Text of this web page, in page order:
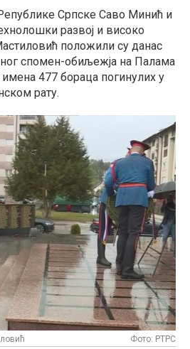
Српске Саво Минић и
развој и високо
положили су данас
спомен-обиљежја на Палама
имена 477 бораца погинулих у
рату.
Фото: РТРС